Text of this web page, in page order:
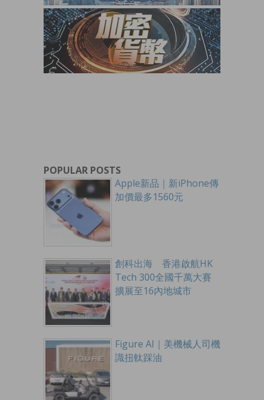
POPULAR POSTS
Apple新品｜新iPhone傳
加價最多1560元
創科出海 香港啟航HK
Tech 300全國千萬大賽
擴展至16內地城市
Figure AI｜美機械人司機
識扭軚踩油